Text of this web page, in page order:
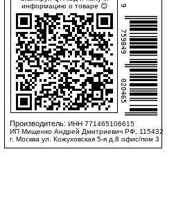
информацию о товаре 😊
9
759849
020465
Производитель: ИНН 771465106615
ИП Мищенко Андрей Дмитриевич РФ, 115432
г. Москва ул. Кожуховская 5-я д.8 офис/пом 3